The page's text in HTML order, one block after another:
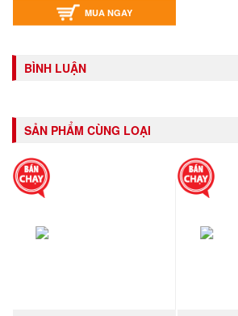
MUA NGAY
BÌNH LUẬN
SẢN PHẨM CÙNG LOẠI